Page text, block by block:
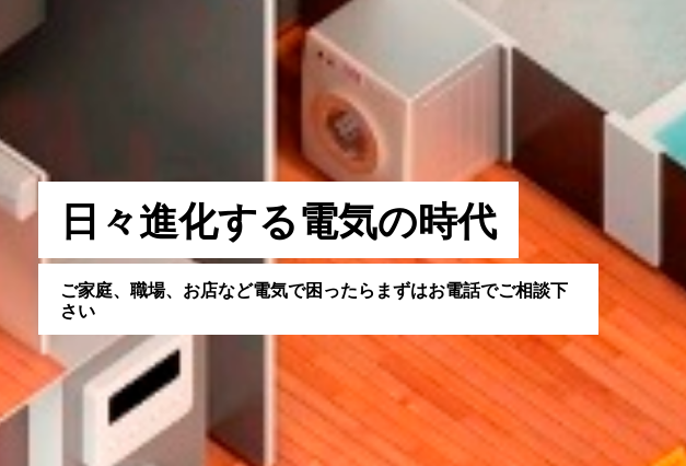
日 々進化する電気の時代
ご家庭、 職場、 お店など電気で困 ったら まずはお電話でご相談下
さい